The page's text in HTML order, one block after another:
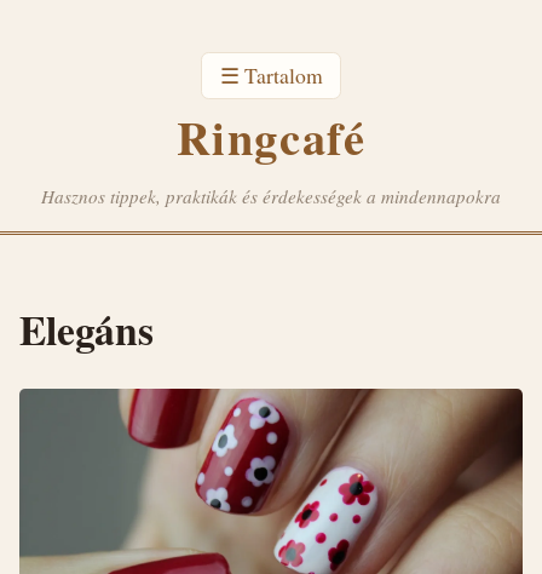
☰ Tartalom
Ringcafé
Hasznos tippek, praktikák és érdekességek a mindennapokra
Elegáns